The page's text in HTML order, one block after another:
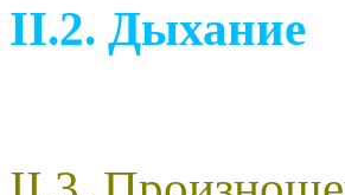
II.2. Дыхание